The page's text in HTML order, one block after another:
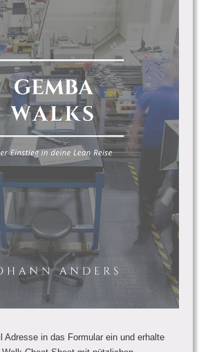
Adresse in das Formular ein und erhalte